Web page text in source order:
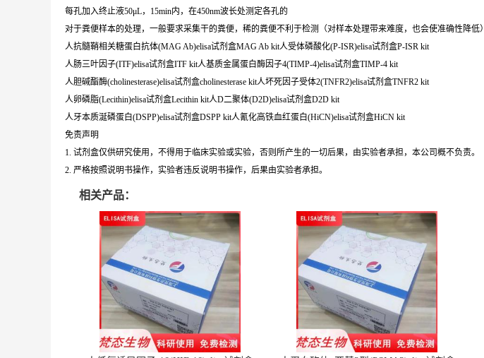
每孔加入终止液50μL，15min内，在450nm波长处测定各孔的
对于粪便样本的处理，一般要求采集干的粪便，稀的粪便不利于检测（对样本处理带来难度，也会使准确性降低）
人抗髓鞘相关糖蛋白抗体(MAG Ab)elisa试剂盒MAG Ab kit人受体磷酸化(P-ISR)elisa试剂盒P-ISR kit
人肠三叶因子(ITF)elisa试剂盒ITF kit人基质金属蛋白酶因子4(TIMP-4)elisa试剂盒TIMP-4 kit
人胆碱酯酶(cholinesterase)elisa试剂盒cholinesterase kit人坏死因子受体2(TNFR2)elisa试剂盒TNFR2 kit
人卵磷脂(Lecithin)elisa试剂盒Lecithin kit人D二聚体(D2D)elisa试剂盒D2D kit
人牙本质涎磷蛋白(DSPP)elisa试剂盒DSPP kit人氰化高铁血红蛋白(HiCN)elisa试剂盒HiCN kit
免责声明
1. 试剂盒仅供研究使用，不得用于临床实验或实验，否则所产生的一切后果，由实验者承担，本公司概不负责。
2. 严格按照说明书操作，实验者违反说明书操作，后果由实验者承担。
相关产品：